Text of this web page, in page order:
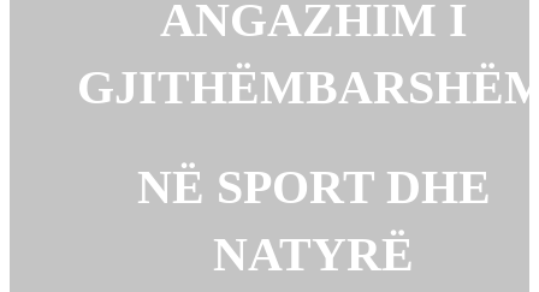
ANGAZHIM I
NË SPORT DHE
NATYRË